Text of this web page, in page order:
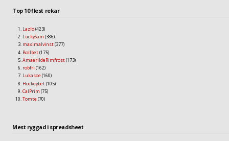
Top 10 flest rekar
Lazlo(423)
LuckySam (386)
maximalvinst(377)
Bollbet(175)
AmaerildeRimfrost(173)
robfri (162)
Lukasoe (160)
Hockeybet(105)
CalPrim (75)
Tomte (70)
Mest ryggad i spreadsheet